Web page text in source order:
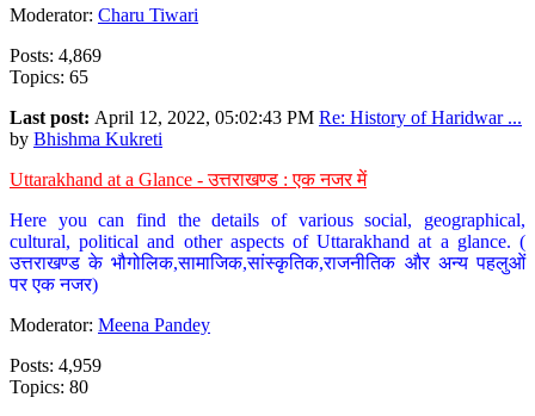
Moderator: Charu Tiwari
Posts: 4,869
Topics: 65
Last post: April 12, 2022, 05:02:43 PM Re: History of Haridwar ...
by Bhishma Kukreti
Uttarakhand at a Glance - उत्तराखण्ड : एक नजर में
Here you can find the details of various social, geographical,
cultural, political and other aspects of Uttarakhand at a glance. (
उत्तराखण्ड के भौगोलिक,सामाजिक,सांस्कृतिक,राजनीतिक और अन्य पहलुओं
पर एक नजर)
Moderator: Meena Pandey
Posts: 4,959
Topics: 80